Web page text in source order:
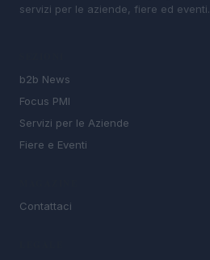
servizi per le aziende, fiere ed eventi.
b2b News
Focus PMI
Servizi per le Aziende
Fiere e Eventi
Contattaci